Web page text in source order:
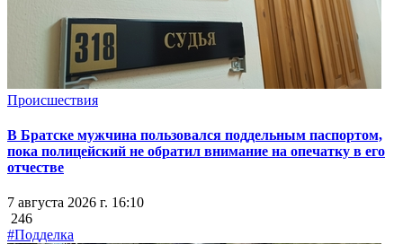
Происшествия
В Братске мужчина пользовался поддельным паспортом,
пока полицейский не обратил внимание на опечатку в его
отчестве
7 августа 2026 г. 16:10
246
#Подделка